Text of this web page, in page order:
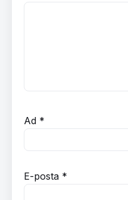
Ad *
E-posta *